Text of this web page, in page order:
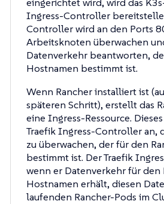
Ingress-Controller
Controller wird an den Ports
Arbeitsknoten überwachen
Datenverkehr beantworten,
Hostnamen bestimmt ist.
Wenn Rancher installiert ist
späteren Schritt), erstellt das
eine Ingress-Ressource.
Traefik Ingress-Controller an,
zu überwachen, der für den
bestimmt ist. Der Traefik
wenn er Datenverkehr für den
Hostnamen erhält, diesen
laufenden Rancher-Pods im